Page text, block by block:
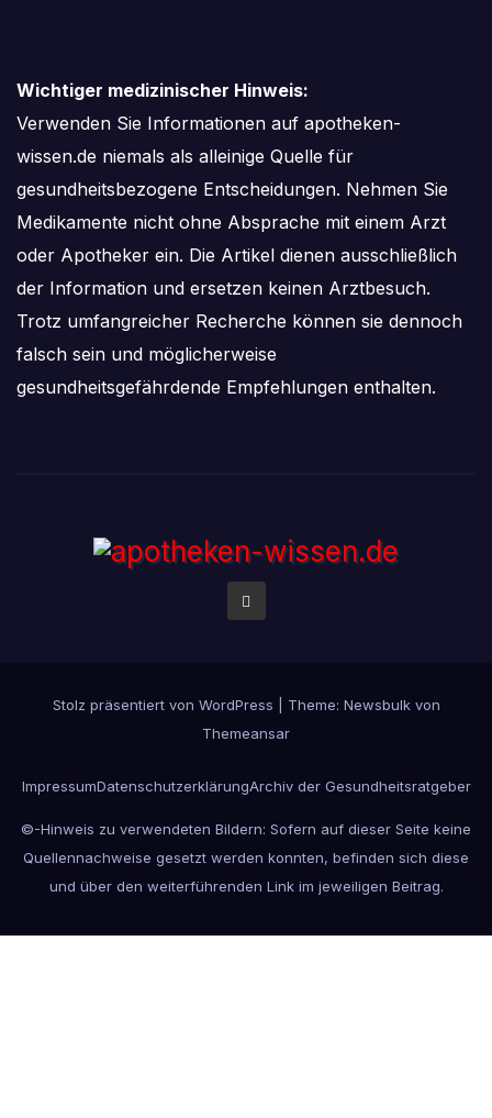
Wichtiger medizinischer Hinweis:
Verwenden Sie Informationen auf apotheken-
wissen.de niemals als alleinige Quelle für
gesundheitsbezogene Entscheidungen. Nehmen Sie
Medikamente nicht ohne Absprache mit einem Arzt
oder Apotheker ein. Die Artikel dienen ausschließlich
der Information und ersetzen keinen Arztbesuch.
Trotz umfangreicher Recherche können sie dennoch
falsch sein und möglicherweise
gesundheitsgefährdende Empfehlungen enthalten.
Stolz präsentiert von WordPress Theme: Newsbulkvon
Themeansar
ImpressumDatenschutzerklärungArchiv der Gesundheitsratgeber
©-Hinweis zu verwendeten Bildern: Sofern auf dieser Seite keine
Quellennachweise gesetzt werden konnten, befinden sich diese
und über den weiterführenden Link im jeweiligen Beitrag.